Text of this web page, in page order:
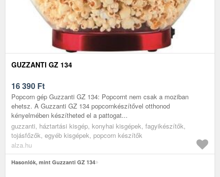
GUZZANTI GZ 134
16 390 Ft
Popcorn gép Guzzanti GZ 134: Popcornt nem csak a moziban
ehetsz. A Guzzanti GZ 134 popcornkészítővel otthonod
kényelmében készítheted el a pattogat...
guzzanti, háztartási kisgép, konyhai kisgépek, fagyikészítők,
tojásfőzők, egyéb kisgépek, popcorn készítők
alza.hu
Hasonlók, mint Guzzanti GZ 134